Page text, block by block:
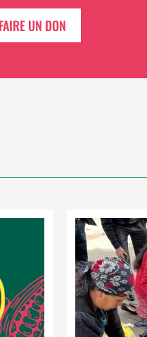
FAIRE UN DON